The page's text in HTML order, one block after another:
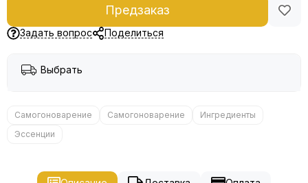
Предзаказ
Задать вопрос Поделиться
Выбрать
Самогоноварение Самогоноварение
Ингредиенты
Эссенции